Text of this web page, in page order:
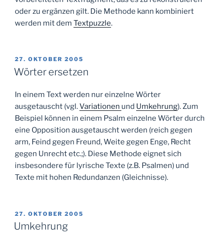
oder zu ergänzen gilt. Die Methode kann kombiniert
werden mit dem Textpuzzle.
VERÖFFENTLICHT
AM
27. OKTOBER 2005
Wörter ersetzen
In einem Text werden nur einzelne Wörter
ausgetauscht (vgl.Variationen und Umkehrung). Zum
Beispiel können in einem Psalm einzelne Wörter durch
eine Opposition ausgetauscht werden (reich gegen
arm, Feind gegen Freund, Weite gegen Enge, Recht
gegen Unrecht etc.;). Diese Methode eignet sich
insbesondere für lyrische Texte (z.B. Psalmen) und
Texte mit hohen Redundanzen (Gleichnisse).
VERÖFFENTLICHT
AM
27. OKTOBER 2005
Umkehrung